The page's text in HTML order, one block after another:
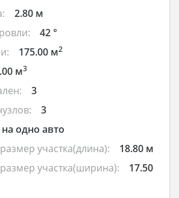
2.80 м
42 °
175.00 м2
м3
3
3
одно авто
участка(длина):
18.80 м
участка(ширина):
17.50